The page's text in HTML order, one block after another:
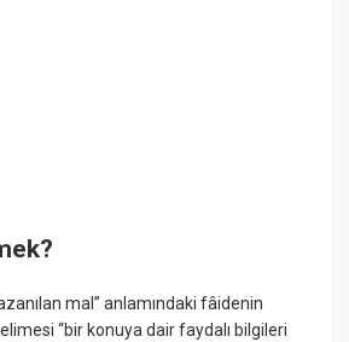
mal” anlamındaki fâidenin
“bir konuya dair faydalı bilgileri